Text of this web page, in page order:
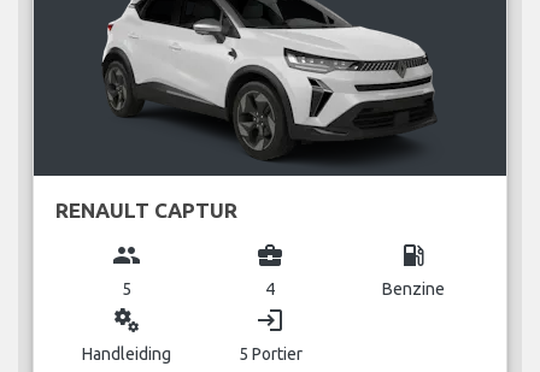
RENAULT CAPTUR
group
5
business_center
4
local_gas_station
Benzine
miscellaneous_services
Handleiding
login
5 Portier